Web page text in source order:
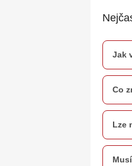
Jak
Co
Lze